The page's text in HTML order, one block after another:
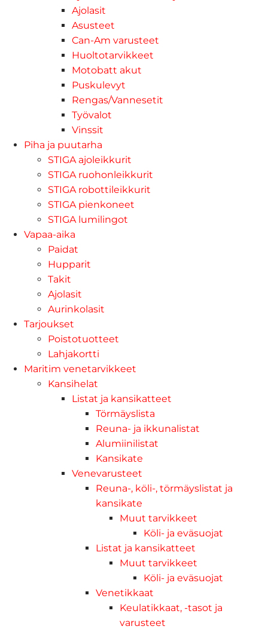
Ajolasit
Asusteet
Can-Am varusteet
Huoltotarvikkeet
Motobatt akut
Puskulevyt
Rengas/Vannesetit
Työvalot
Vinssit
Piha ja puutarha
STIGA ajoleikkurit
STIGA ruohonleikkurit
STIGA robottileikkurit
STIGA pienkoneet
STIGA lumilingot
Vapaa-aika
Paidat
Hupparit
Takit
Ajolasit
Aurinkolasit
Tarjoukset
Poistotuotteet
Lahjakortti
Maritim venetarvikkeet
Kansihelat
Listat ja kansikatteet
Törmäyslista
Reuna- ja ikkunalistat
Alumiinilistat
Kansikate
Venevarusteet
Reuna-, köli-, törmäyslistat ja
kansikate
Muut tarvikkeet
Köli- ja eväsuojat
Listat ja kansikatteet
Muut tarvikkeet
Köli- ja eväsuojat
Venetikkaat
Keulatikkaat, -tasot ja
varusteet